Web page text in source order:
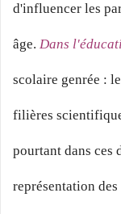
d'influencer les
âge. Dans
scolaire genrée :
filières
pourtant dans ces
représentation